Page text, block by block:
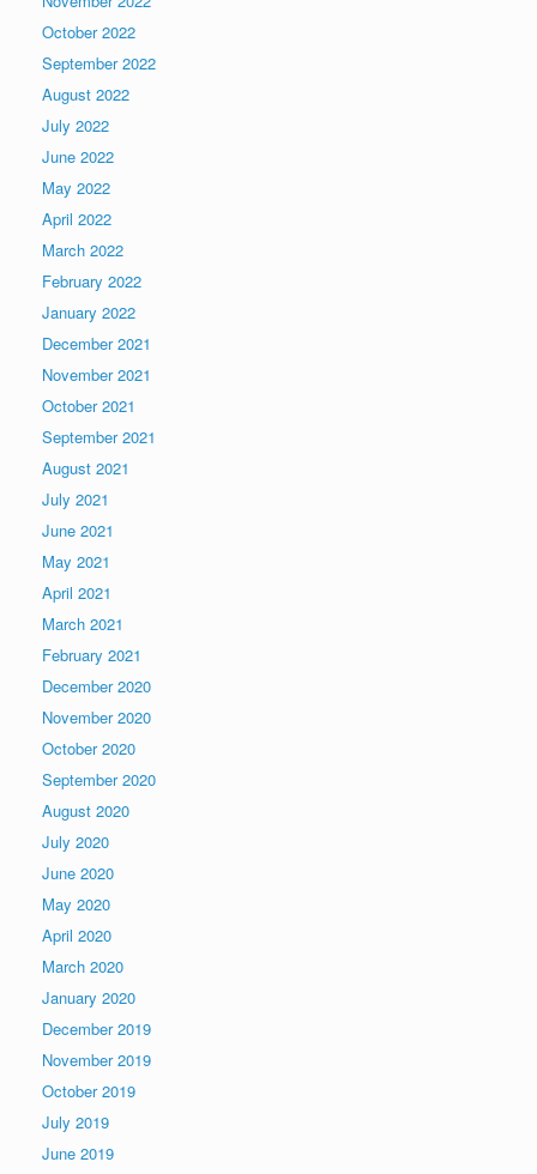
October 2022
September 2022
August 2022
July 2022
June 2022
May 2022
April 2022
March 2022
February 2022
January 2022
December 2021
November 2021
October 2021
September 2021
August 2021
July 2021
June 2021
May 2021
April 2021
March 2021
February 2021
December 2020
November 2020
October 2020
September 2020
August 2020
July 2020
June 2020
May 2020
April 2020
March 2020
January 2020
December 2019
November 2019
October 2019
July 2019
June 2019